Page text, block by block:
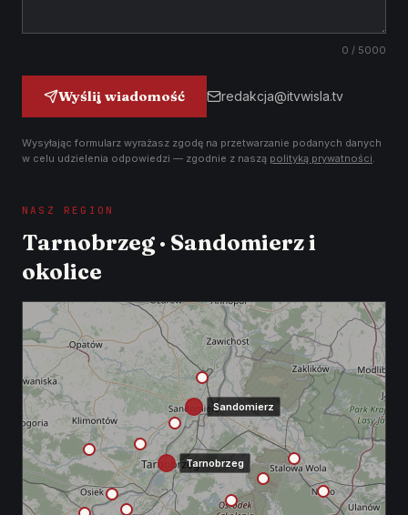
0 / 5000
Wyślij wiadomość redakcja@itvwisla.tv
Wysyłając formularz wyrażasz zgodę na przetwarzanie podanych danych
w celu udzielenia odpowiedzi — zgodnie z naszą polityką prywatności.
NASZ REGION
Tarnobrzeg · Sandomierz i
okolice
Tarnobrzeg
Sandomierz